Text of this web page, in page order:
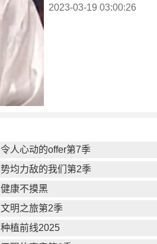
2023-03-19 03:00:26
令人心动的offer第7季
势均力敌的我们第2季
健康不摸黑
文明之旅第2季
种植前线2025